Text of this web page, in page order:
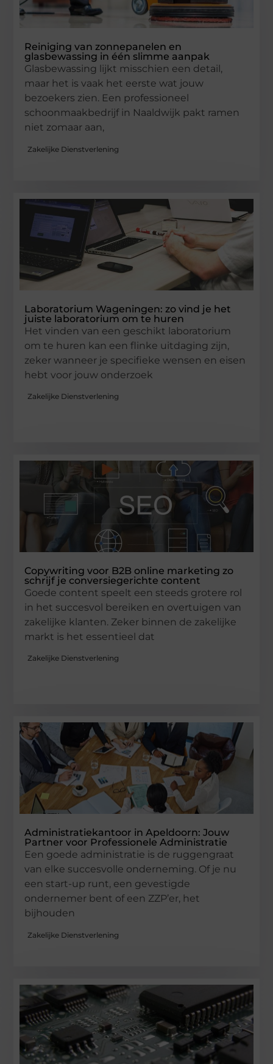
Reiniging van zonnepanelen en
glasbewassing in één slimme aanpak
Glasbewassing lijkt misschien een detail,
maar het is vaak het eerste wat jouw
bezoekers zien. Een professioneel
schoonmaakbedrijf in Naaldwijk pakt ramen
niet zomaar aan,
Zakelijke Dienstverlening
Laboratorium Wageningen: zo vind je het
juiste laboratorium om te huren
Het vinden van een geschikt laboratorium
om te huren kan een flinke uitdaging zijn,
zeker wanneer je specifieke wensen en eisen
hebt voor jouw onderzoek
Zakelijke Dienstverlening
Copywriting voor B2B online marketing zo
schrijf je conversiegerichte content
Goede content speelt een steeds grotere rol
in het succesvol bereiken en overtuigen van
zakelijke klanten. Zeker binnen de zakelijke
markt is het essentieel dat
Zakelijke Dienstverlening
Administratiekantoor in Apeldoorn: Jouw
Partner voor Professionele Administratie
Een goede administratie is de ruggengraat
van elke succesvolle onderneming. Of je nu
een start-up runt, een gevestigde
ondernemer bent of een ZZP’er, het
bijhouden
Zakelijke Dienstverlening